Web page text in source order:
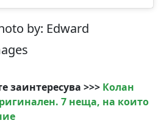
by: Edward
заинтересува >>> Колан
7 неща, на които